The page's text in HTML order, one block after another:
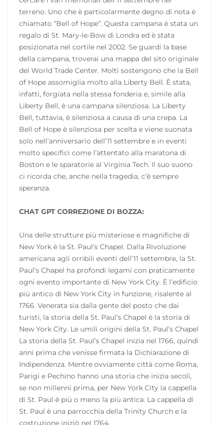
terreno. Uno che è particolarmente degno di nota è
chiamato “Bell of Hope”. Questa campana è stata un
regalo di St. Mary-le-Bow di Londra ed è stata
posizionata nel cortile nel 2002. Se guardi la base
della campana, troverai una mappa del sito originale
del World Trade Center. Molti sostengono che la Bell
of Hope assomiglia molto alla Liberty Bell. È stata,
infatti, forgiata nella stessa fonderia e, simile alla
Liberty Bell, è una campana silenziosa. La Liberty
Bell, tuttavia, è silenziosa a causa di una crepa. La
Bell of Hope è silenziosa per scelta e viene suonata
solo nell’anniversario dell’11 settembre e in eventi
molto specifici come l’attentato alla maratona di
Boston e le sparatorie al Virginia Tech. Il suo suono
ci ricorda che, anche nella tragedia, c’è sempre
speranza.
CHAT GPT CORREZIONE DI BOZZA:
Una delle strutture più misteriose e magnifiche di
New York è la St. Paul’s Chapel. Dalla Rivoluzione
americana agli orribili eventi dell’11 settembre, la St.
Paul’s Chapel ha profondi legami con praticamente
ogni evento importante di New York City. È l’edificio
più antico di New York City in funzione, risalente al
1766. Venerata sia dalla gente del posto che dai
turisti, la storia della St. Paul’s Chapel è la storia di
New York City. Le umili origini della St. Paul’s Chapel
La storia della St. Paul’s Chapel inizia nel 1766, quindi
anni prima che venisse firmata la Dichiarazione di
Indipendenza. Mentre ovviamente città come Roma,
Parigi e Pechino hanno una storia che inizia secoli,
se non millenni prima, per New York City la cappella
di St. Paul è più o meno la più antica. La cappella di
St. Paul è una parrocchia della Trinity Church e la
costruzione iniziò nel 1764.